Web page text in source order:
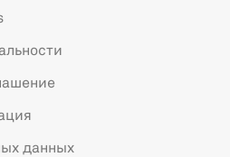
данных